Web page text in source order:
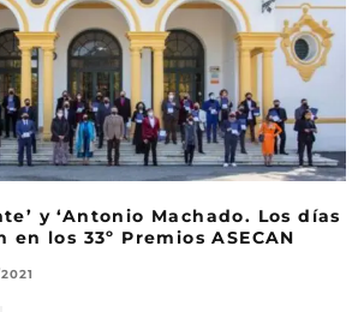
y ‘Antonio Machado. Los días
los 33º Premios ASECAN